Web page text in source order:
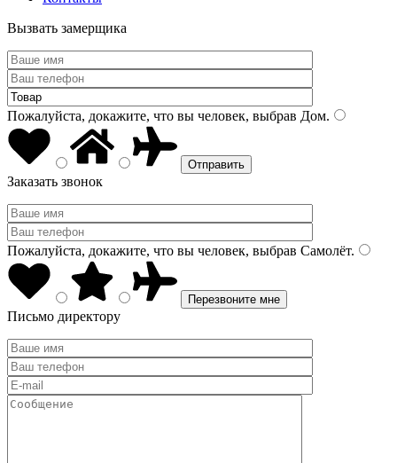
Вызвать замерщика
Пожалуйста, докажите, что вы человек, выбрав Дом.
Заказать звонок
Пожалуйста, докажите, что вы человек, выбрав Самолёт.
Письмо директору